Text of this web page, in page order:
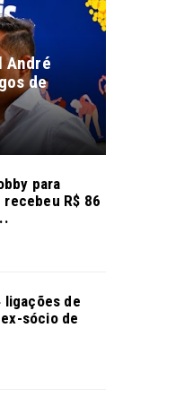
André
de
para
R$ 86
ligações de
sócio de